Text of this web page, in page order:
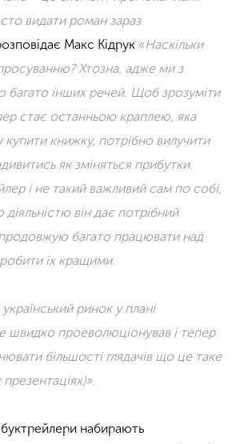
видати роман зараз
Макс Кідрук «Наскільки
Хтозна, адже ми з
інших речей. Щоб зрозуміти
стає останньою краплею, яка
книжку, потрібно вилучити
як зміняться прибутки.
і не такий важливий сам по собі,
він дає потрібний
продовжую багато працювати над
їх кращими.
ринок у плані
швидко проеволюціонував і тепер
більшості глядачів що це таке
».
буктрейлери набирають